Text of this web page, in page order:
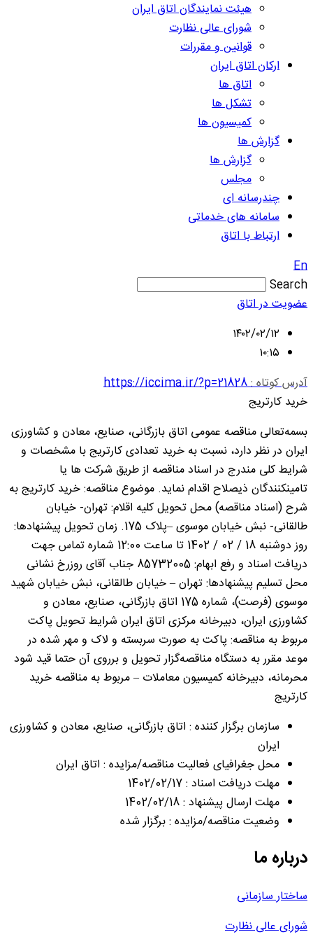
هیئت نمایندگان اتاق ایران
شورای عالی نظارت
قوانین و مقررات
ارکان اتاق ایران
اتاق ها
تشکل ها
کمیسیون ها
گزارش ها
گزارش ها
مجلس
چندرسانه ای
سامانه های خدماتی
ارتباط با اتاق
En
Search
عضویت در اتاق
۱۴۰۲/۰۲/۱۲
۱۰:۱۵
آدرس کوتاه :https://iccima.ir/?p=21828
خرید کارتریج
بسمه‌تعالی مناقصه عمومی اتاق بازرگانی، صنایع، معادن و کشاورزی
ایران در نظر دارد، نسبت به خرید تعدادی کارتریج با مشخصات و
شرایط کلی مندرج در اسناد مناقصه از طریق شرکت ها یا
تامینکنندگان ذیصلاح اقدام نماید. موضوع مناقصه: خرید کارتریج به
شرح (اسناد مناقصه) محل تحویل کلیه اقلام: تهران- خیابان
طالقانی- نبش خیابان موسوی –پلاک 175. زمان تحویل پیشنهادها:
روز ‎دوشنبه 18 / 02 / 1402 تا ساعت 12:00 شماره تماس جهت
دریافت اسناد و رفع ابهام: 85732005 جناب آقای روزرخ نشانی
محل تسلیم پیشنهادها: تهران – خیابان طالقانی، نبش خیابان شهید
موسوی (فرصت)، شماره 175 اتاق بازرگانی، صنایع، معادن و
کشاورزی ایران، دبیرخانه مرکزی اتاق ایران شرایط تحویل پاکت
مربوط به مناقصه: پاکت به صورت سربسته و لاک و مهر شده در
موعد مقرر به دستگاه مناقصه‌گزار تحویل و برروی آن حتما قید شود
محرمانه، دبیرخانه کمیسیون معاملات – مربوط به مناقصه خرید
کارتریج
سازمان برگزار کننده : اتاق بازرگانی، صنایع، معادن و کشاورزی
ایران
محل جغرافیای فعالیت مناقصه/مزایده : اتاق ایران
مهلت دریافت اسناد : 1402/02/17
مهلت ارسال پیشنهاد : 1402/02/18
وضعیت مناقصه/مزایده : برگزار شده
درباره ما
ساختار سازمانی
شورای عالی نظارت